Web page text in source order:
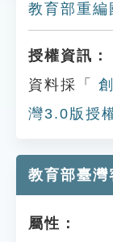
教育部重
授權資訊：
資料採「
灣3.0版授
教育部臺灣
屬性：